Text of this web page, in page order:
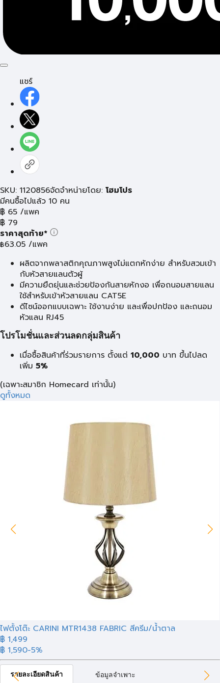
แชร์
SKU: 1120856จัดจำหน่ายโดย: โฮมโปร
มีคนซื้อไปแล้ว 10 คน
฿ 65 /แพค
฿ 79
ราคาสุดท้าย*
฿63.05 /แพค
ผลิตจากพลาสติกคุณภาพสูงไม่แตกหักง่าย สำหรับสวมเข้า
กับหัวสายแลนตัวผู้
มีความยืดยุ่นและช่วยป้องกันสายหักงอ เพื่อถนอมสายแลน
ใช้สำหรับเข้าหัวสายแลน CAT5E
ดีไซน์ออกแบบเฉพาะ ใช้งานง่าย และเพื่อปกป้อง และถนอม
หัวแลน RJ45
โปรโมชั่นและส่วนลดกลุ่มสินค้า
เมื่อซื้อสินค้าที่ร่วมรายการ ตั้งแต่ 10,000 บาท ขึ้นไปลด
เพิ่ม 5%
(เฉพาะสมาชิก Homecard เท่านั้น)
ดูทั้งหมด
ไฟตั้งโต๊ะ CARINI MTR1438 FABRIC สีครีม/น้ำตาล
฿ 1,499
฿ 1,590-5%
รายละเอียดสินค้า ข้อมูลจำเพาะ